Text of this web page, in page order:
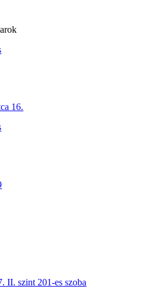
16.
II. szint 201-es szoba